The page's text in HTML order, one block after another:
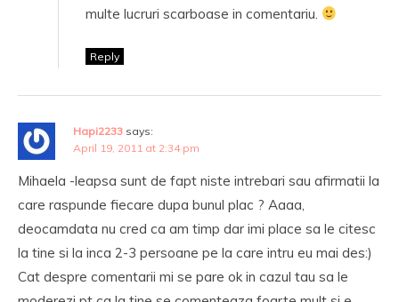
multe lucruri scarboase in comentariu.
Reply
Hapi2233 says:
April 19, 2011 at 2:34 pm
Mihaela -leapsa sunt de fapt niste intrebari sau afirmatii la
care raspunde fiecare dupa bunul plac ? Aaaa,
deocamdata nu cred ca am timp dar imi place sa le citesc
la tine si la inca 2-3 persoane pe la care intru eu mai des:)
Cat despre comentarii mi se pare ok in cazul tau sa le